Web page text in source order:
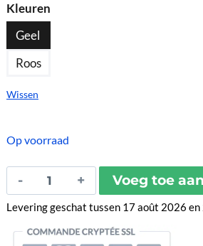
klantbeoordelingen
Kleuren
Geel
Roos
Wissen
Op voorraad
Pin's
Pèse-
Personne
aantal
Voeg toe
Levering geschat tussen 17 août 2026